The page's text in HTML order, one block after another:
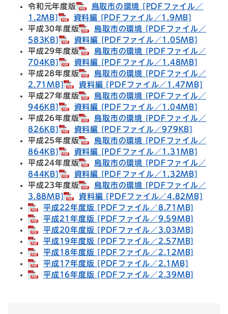
令和元年度版
鳥取市の環境 [PDFファイル／
1.2MB]
資料編 [PDFファイル／1.9MB]
平成30年度版
鳥取市の環境 [PDFファイル／
583KB]
資料編 [PDFファイル／1.05MB]
平成29年度版
鳥取市の環境 [PDFファイル／
704KB]
資料編 [PDFファイル／1.48MB]
平成28年度版
鳥取市の環境 [PDFファイル／
2.71MB]
資料編 [PDFファイル／1.47MB]
平成27年度版
鳥取市の環境 [PDFファイル／
946KB]
資料編 [PDFファイル／1.04MB]
平成26年度版
鳥取市の環境 [PDFファイル／
826KB]
資料編 [PDFファイル／979KB]
平成25年度版
鳥取市の環境 [PDFファイル／
864KB]
資料編 [PDFファイル／1.31MB]
平成24年度版
鳥取市の環境 [PDFファイル／
844KB]
資料編 [PDFファイル／1.32MB]
平成23年度版
鳥取市の環境 [PDFファイル／
3.88MB]
資料編 [PDFファイル／4.82MB]
平成22年度版 [PDFファイル／8.71MB]
平成21年度版 [PDFファイル／9.59MB]
平成20年度版 [PDFファイル／3.03MB]
平成19年度版 [PDFファイル／2.57MB]
平成18年度版 [PDFファイル／2.12MB]
平成17年度版 [PDFファイル／2.1MB]
平成16年度版 [PDFファイル／2.39MB]